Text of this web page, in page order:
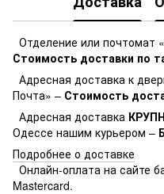
Отделение или почтомат
Стоимость доставки по
Адресная доставка к
Почта» – Стоимость
Адресная доставка
Одессе нашим курьером –
Подробнее о доставке
Онлайн-оплата на сайте
Mastercard.